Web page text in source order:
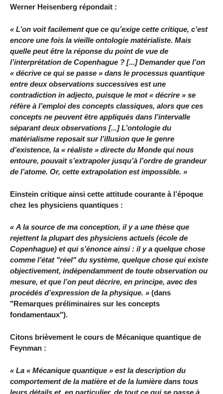
Werner Heisenberg répondait :
« L’on voit facilement que ce qu’exige cette critique, c’est
encore une fois la vieille ontologie matérialiste. Mais
quelle peut être la réponse du point de vue de
l’interprétation de Copenhague ? [...] Demander que l’on
« décrive ce qui se passe » dans le processus quantique
entre deux observations successives est une
contradiction in adjecto, puisque le mot « décrire » se
réfère à l’emploi des concepts classiques, alors que ces
concepts ne peuvent être appliqués dans l’intervalle
séparant deux observations [...] L’ontologie du
matérialisme reposait sur l’illusion que le genre
d’existence, la « réaliste » directe du Monde qui nous
entoure, pouvait s’extrapoler jusqu’à l’ordre de grandeur
de l’atome. Or, cette extrapolation est impossible. »
Einstein critique ainsi cette attitude courante à l’époque
chez les physiciens quantiques :
« A la source de ma conception, il y a une thèse que
rejettent la plupart des physiciens actuels (école de
Copenhague) et qui s’énonce ainsi : il y a quelque chose
comme l’état "réel" du système, quelque chose qui existe
objectivement, indépendamment de toute observation ou
mesure, et que l’on peut décrire, en principe, avec des
procédés d’expression de la physique. » (dans
"Remarques préliminaires sur les concepts
fondamentaux").
Citons brièvement le cours de Mécanique quantique de
Feynman :
« La « Mécanique quantique » est la description du
comportement de la matière et de la lumière dans tous
leurs détails et, en particulier, de tout ce qui se passe à